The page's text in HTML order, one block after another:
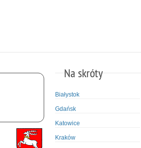
Na skróty
Białystok
Gdańsk
Katowice
Kraków